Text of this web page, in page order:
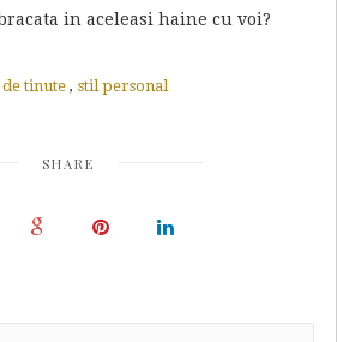
in aceleasi haine cu voi?
tinute, stil personal
SHARE